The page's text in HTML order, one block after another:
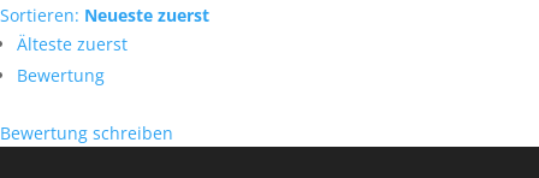
Sortieren: Neueste zuerst
Älteste zuerst
Bewertung
Bewertung schreiben